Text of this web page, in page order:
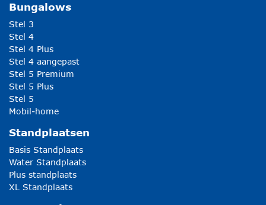
Bungalows
Stel 3
Stel 4
Stel 4 Plus
Stel 4 aangepast
Stel 5 Premium
Stel 5 Plus
Stel 5
Mobil-home
Standplaatsen
Basis Standplaats
Water Standplaats
Plus standplaats
XL Standplaats